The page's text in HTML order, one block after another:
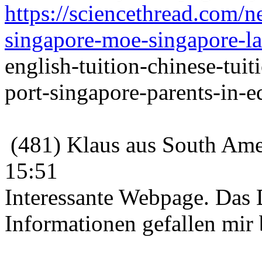
https://sciencethread.com/
singapore-moe-singapore-
english-tuition-chinese-
port-singapore-parents-in-
(481) Klaus aus South
15:51
Interessante Webpage.
Informationen gefallen mir